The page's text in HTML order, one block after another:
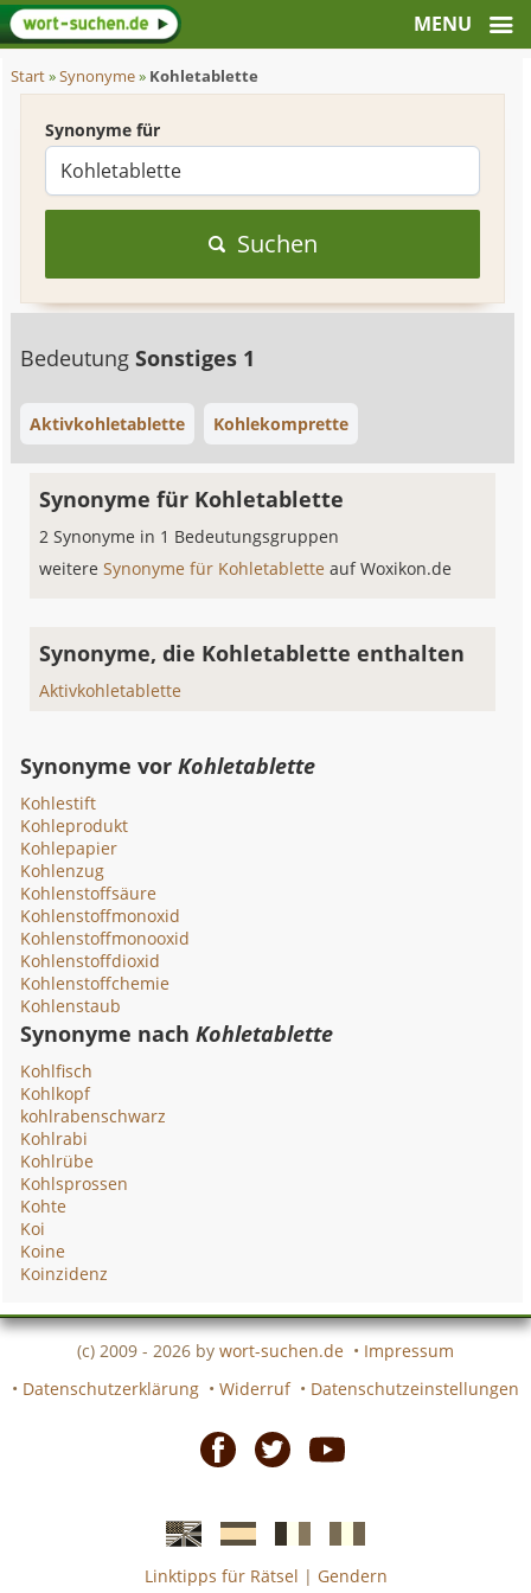
Start»Synonyme» Kohletablette
Synonyme für
Suchen
BedeutungSonstiges 1
Aktivkohletablette Kohlekomprette
Synonyme für Kohletablette
2 Synonyme in 1 Bedeutungsgruppen
weitereSynonyme für Kohletabletteauf Woxikon.de
Synonyme, die Kohletablette enthalten
Aktivkohletablette
Synonyme vorKohletablette
Kohlestift
Kohleprodukt
Kohlepapier
Kohlenzug
Kohlenstoffsäure
Kohlenstoffmonoxid
Kohlenstoffmonooxid
Kohlenstoffdioxid
Kohlenstoffchemie
Kohlenstaub
Synonyme nachKohletablette
Kohlfisch
Kohlkopf
kohlrabenschwarz
Kohlrabi
Kohlrübe
Kohlsprossen
Kohte
Koi
Koine
Koinzidenz
(c) 2009 - 2026 by wort-suchen.de • Impressum
• Datenschutzerklärung • Widerruf • Datenschutzeinstellungen
EnglischeSpanischefranzösicheitalienische
Linktipps für Rätsel | Gendern